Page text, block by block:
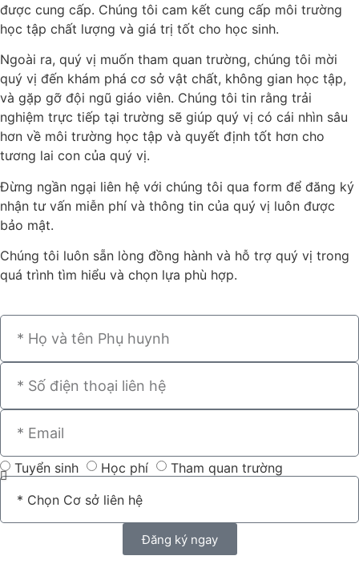
được cung cấp. Chúng tôi cam kết cung cấp môi trường
học tập chất lượng và giá trị tốt cho học sinh.
Ngoài ra, quý vị muốn tham quan trường, chúng tôi mời
quý vị đến khám phá cơ sở vật chất, không gian học tập,
và gặp gỡ đội ngũ giáo viên. Chúng tôi tin rằng trải
nghiệm trực tiếp tại trường sẽ giúp quý vị có cái nhìn sâu
hơn về môi trường học tập và quyết định tốt hơn cho
tương lai con của quý vị.
Đừng ngần ngại liên hệ với chúng tôi qua form để đăng ký
nhận tư vấn miễn phí và thông tin của quý vị luôn được
bảo mật.
Chúng tôi luôn sẵn lòng đồng hành và hỗ trợ quý vị trong
quá trình tìm hiểu và chọn lựa phù hợp.
Tuyển sinh Học phí Tham quan trường
Đăng ký ngay